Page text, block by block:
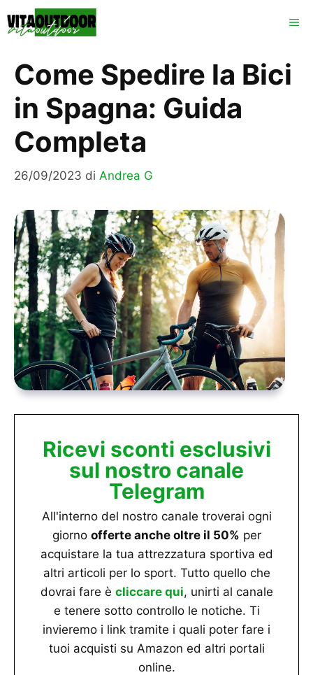
al
Come Spedire la Bici
in Spagna: Guida
Completa
26/09/2023 di Andrea G
Ricevi sconti esclusivi
sul nostro canale
Telegram
All'interno del nostro canale troverai ogni
giorno offerte anche oltre il 50% per
acquistare la tua attrezzatura sportiva ed
altri articoli per lo sport. Tutto quello che
dovrai fare è cliccare qui, unirti al canale
e tenere sotto controllo le notiche. Ti
invieremo i link tramite i quali poter fare i
tuoi acquisti su Amazon ed altri portali
online.